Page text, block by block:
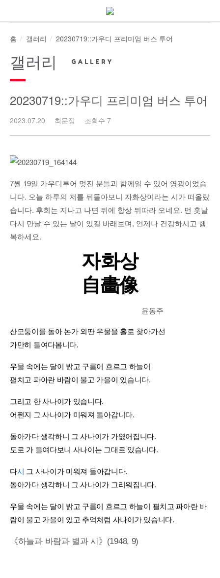
content
홈
갤러리 20230719::가우디 프리미엄 버스 투어
갤러리
20230719::가우디 프리미엄 버스 투어
2023.07.20 최문정 조회수 7
7월 19일 가우디투어 멋진 분들과 함께일 수 있어 영광이었습
니다. 오늘 하루의 저를 뒤돌아보니 자화상이라는 시가 떠올랐
습니다. 후회는 지나고 나면 뒤에 항상 뒤따라 오네요. 먼 훗날
다시 만날 수 있는 날이 있길 바래보며, 언제나 건강하시고 행
복하세요.
자화상
自畵像
윤동주
산모퉁이를 돌아 논가 외딴 우물을 홀로 찾아가선
가만히 들여다봅니다.
우물 속에는 달이 밝고 구름이 흐르고 하늘이
펼치고 파아란 바람이 불고 가을이 있습니다.
그리고 한 사나이가 있습니다.
어쩐지 그 사나이가 미워져 돌아갑니다.
돌아가다 생각하니 그 사나이가 가엾어집니다.
도로 가 들여다보니 사나이는 그대로 있습니다.
다시 그 사나이가 미워져 돌아갑니다.
돌아가다 생각하니 그 사나이가 그리워집니다.
우물 속에는 달이 밝고 구름이 흐르고 하늘이 펼치고 파아란 바
람이 불고 가을이 있고 추억처럼 사나이가 있습니다.
《하늘과 바람과 별과 시》(1948, 9)